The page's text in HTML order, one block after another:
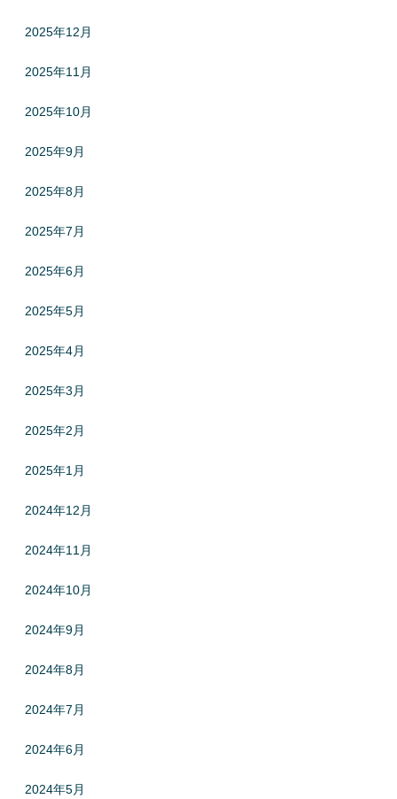
2025年12月
2025年11月
2025年10月
2025年9月
2025年8月
2025年7月
2025年6月
2025年5月
2025年4月
2025年3月
2025年2月
2025年1月
2024年12月
2024年11月
2024年10月
2024年9月
2024年8月
2024年7月
2024年6月
2024年5月